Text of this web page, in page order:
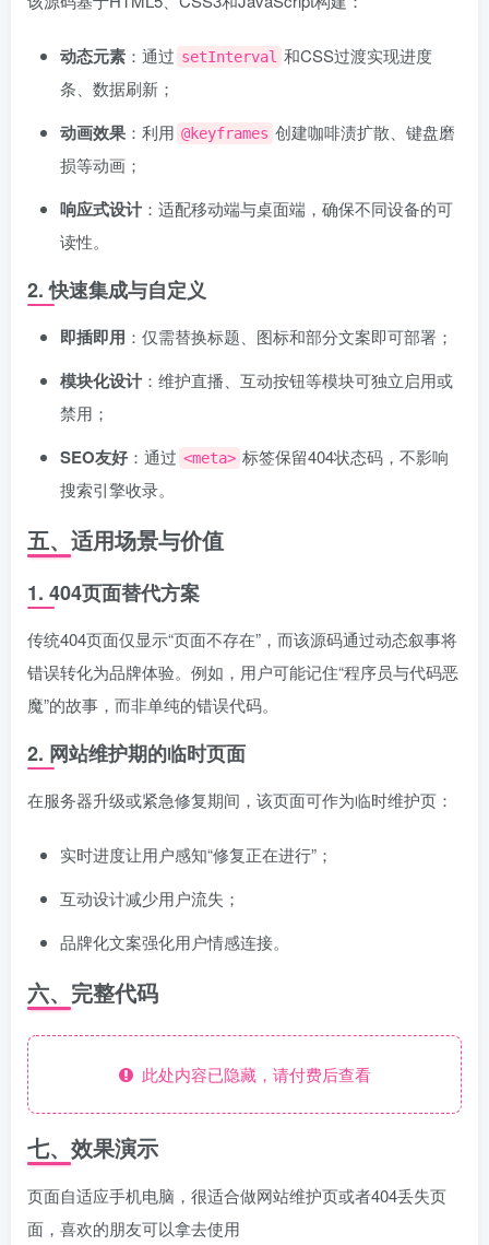
动态元素 ：通过 setInterval 和CSS过渡实现进度
条、数据刷新；
动画效果 ：利用 @keyframes 创建咖啡渍扩散、键盘磨
损等动画；
响应式设计：适配移动端与桌面端，确保不同设备的可
读性。
2.快速集成与自定义
即插即用 ：仅需替换标题、图标和部分文案即可部署；
模块化设计：维护直播、互动按钮等模块可独立启用或
禁用；
SEO友好：通过 <meta> 标签保留404状态码，不影响
搜索引擎收录。
五、适用场景与价值
1. 404页面替代方案
传统404页面仅显示“页面不存在”，而该源码通过动态叙事将
错误转化为品牌体验。例如，用户可能记住“程序员与代码恶
魔”的故事，而非单纯的错误代码。
2. 网站维护期的临时页面
在服务器升级或紧急修复期间，该页面可作为临时维护页：
实时进度让用户感知“修复正在进行”；
互动设计减少用户流失；
品牌化文案强化用户情感连接。
六、完整代码
此处内容已隐藏，请付费后查看
七、效果演示
页面自适应手机电脑，很适合做网站维护页或者404丢失页
面，喜欢的朋友可以拿去使用